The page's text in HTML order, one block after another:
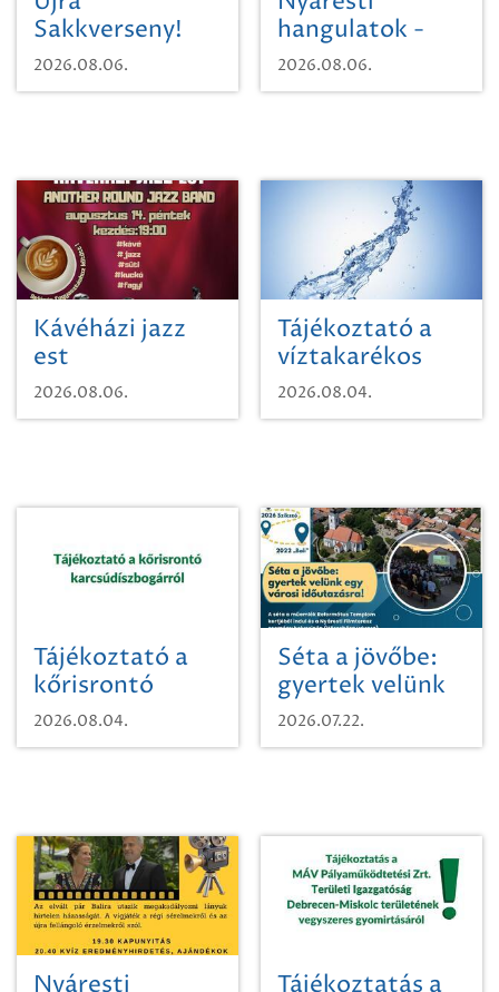
Sakkverseny!
2026.08.06.
hangulatok -
Mágnás Miska
2026.08.06.
Kávéházi jazz
est
2026.08.06.
Tájékoztató a
víztakarékos
vízhasználatról
2026.08.04.
Tájékoztató a
kőrisrontó
karcsúdíszbogárról
2026.08.04.
Séta a jövőbe:
gyertek velünk
egy városi
időutazásra!
2026.07.22.
Nyáresti
Tájékoztatás a